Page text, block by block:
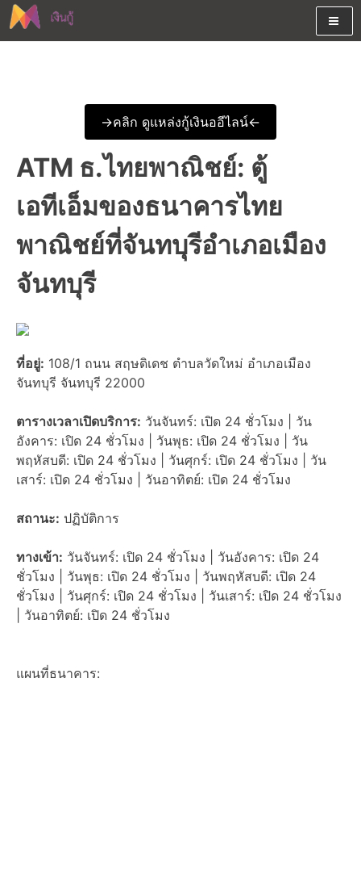
Skip
to
เงินด่วนรับสินเชื่อพร้อมบัตรกด
เงินสด และมีรีไฟแนนซ์ด้วย
->คลิก ดูแหล่งกู้เงินออีไลน์<-
ATM ธ.ไทยพาณิชย์: ตู้
เอทีเอ็มของธนาคารไทย
พาณิชย์ที่จันทบุรีอำเภอเมือง
จันทบุรี
ที่อยู่: 108/1 ถนน สฤษดิเดช ตำบลวัดใหม่ อำเภอเมือง
จันทบุรี จันทบุรี 22000
ตารางเวลาเปิดบริการ: วันจันทร์: เปิด 24 ชั่วโมง | วัน
อังคาร: เปิด 24 ชั่วโมง | วันพุธ: เปิด 24 ชั่วโมง | วัน
พฤหัสบดี: เปิด 24 ชั่วโมง | วันศุกร์: เปิด 24 ชั่วโมง | วัน
เสาร์: เปิด 24 ชั่วโมง | วันอาทิตย์: เปิด 24 ชั่วโมง
สถานะ: ปฏิบัติการ
ทางเข้า: วันจันทร์: เปิด 24 ชั่วโมง | วันอังคาร: เปิด 24
ชั่วโมง | วันพุธ: เปิด 24 ชั่วโมง | วันพฤหัสบดี: เปิด 24
ชั่วโมง | วันศุกร์: เปิด 24 ชั่วโมง | วันเสาร์: เปิด 24 ชั่วโมง
| วันอาทิตย์: เปิด 24 ชั่วโมง
แผนที่ธนาคาร: